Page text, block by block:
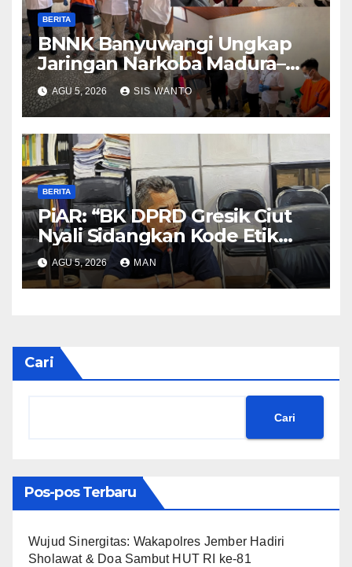
BERITA
BNNK Banyuwangi Ungkap
Jaringan Narkoba Madura–
Bali
AGU 5, 2026 SIS WANTO
BERITA
PiAR: “BK DPRD Gresik Ciut
Nyali Sidangkan Kode Etik
Ketua DPRD”
AGU 5, 2026 MAN
Cari
Cari
Pos-pos Terbaru
Wujud Sinergitas: Wakapolres Jember Hadiri
Sholawat & Doa Sambut HUT RI ke-81